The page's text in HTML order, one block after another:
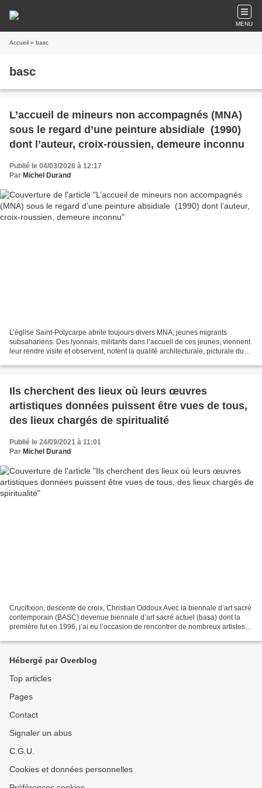
MENU
Accueil » basc
basc
L’accueil de mineurs non accompagnés (MNA)
sous le regard d’une peinture absidiale (1990)
dont l’auteur, croix-roussien, demeure inconnu
Publié le 04/03/2026 à 12:17
Par Michel Durand
L’église Saint-Polycarpe abrite toujours divers MNA, jeunes migrants
subsahariens. Des lyonnais, militants dans l’accueil de ces jeunes, viennent
leur rendre visite et observent, notent la qualité architecturale, picturale du
Ils cherchent des lieux où leurs œuvres
artistiques données puissent être vues de tous,
des lieux chargés de spiritualité
Publié le 24/09/2021 à 11:01
Par Michel Durand
Crucifixion, descente de croix, Christian Oddoux Avec la biennale d’art sacré
contemporain (BASC) devenue biennale d’art sacré actuel (basa) dont la
première fut en 1996, j’ai eu l’occasion de rencontrer de nombreux artistes,
Hébergé par Overblog
Top articles
Pages
Contact
Signaler un abus
C.G.U.
Cookies et données personnelles